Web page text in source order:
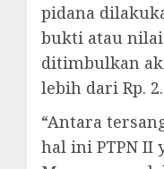
pidana
bukti atau
ditimbulkan
lebih dari Rp.
“Antara
hal ini PTPN II